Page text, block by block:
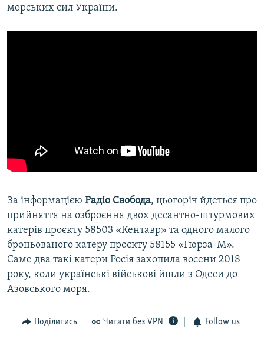
морських сил України.
За інформацією Радіо Свобода, цьогоріч йдеться про
прийняття на озброєння двох десантно-штурмових
катерів проєкту 58503 «Кентавр» та одного малого
броньованого катеру проєкту 58155 «Гюрза-М».
Саме два такі катери Росія захопила восени 2018
року, коли українські військові йшли з Одеси до
Азовського моря.
Поділитись Читати без VPN Follow us